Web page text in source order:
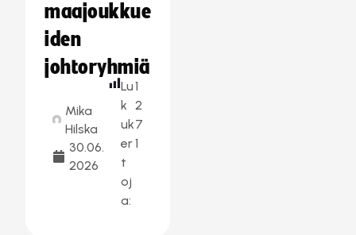
maajoukkue
iden
johtoryhmiä
Mika
Hilska
30.06.
2026
Lu
k
uk
er
t
oj
a:
1
2
7
1